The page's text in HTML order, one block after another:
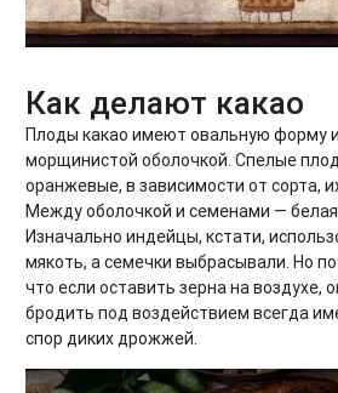
Как делают какао
Плоды какао имеют овальную форму
морщинистой оболочкой. Спелые
оранжевые, в зависимости от сорта,
Между оболочкой и семенами —
Изначально индейцы, кстати,
мякоть, а семечки выбрасывали. Но
что если оставить зерна на воздухе,
бродить под воздействием всегда
спор диких дрожжей.